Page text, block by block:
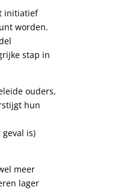
initiatief
worden.
stap in
ouders,
hun
is)
meer
lager